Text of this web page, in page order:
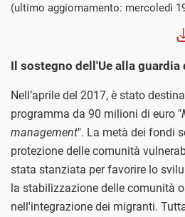
(ultimo aggiornamento: mercoledì
Il sostegno dell'Ue alla
Nell’aprile del 2017, è stato
programma da 90 milioni di euro "
management". La metà dei fondi
protezione delle comunità
stata stanziata per favorire lo
la stabilizzazione delle comunità
nell'integrazione dei migranti.